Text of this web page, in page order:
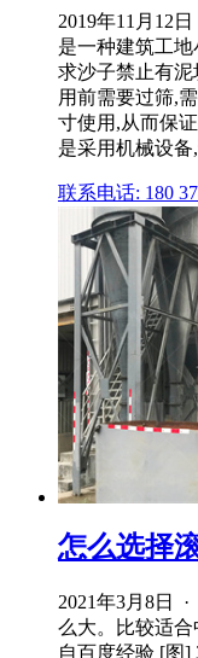
2019年11月12
是一种建筑工
求沙子禁止有
用前需要过筛,
寸使用,从而保
是采用机械设
联系电话: 180
怎么选择
2021年3月8日
么大。比较适
自百度经验 [图]